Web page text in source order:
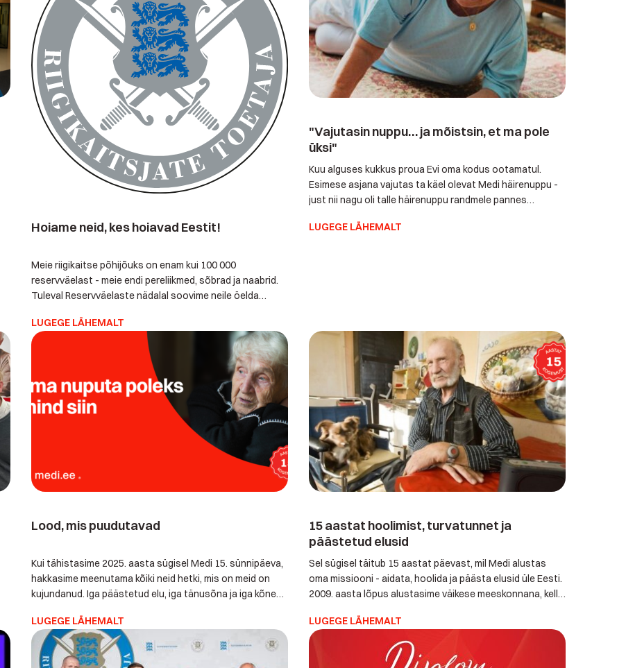
Hoiame neid, kes hoiavad Eestit!
Meie riigikaitse põhijõuks on enam kui 100 000
reservväelast - meie endi pereliikmed, sõbrad ja naabrid.
Tuleval Reservväelaste nädalal soovime neile öelda
reservväelasi ja osaleb juba kolmandat korda kampaanias,
sest usume, et tõeline turvatunne algab kodust. Selleks,
et Sinu südames oleks rahu ka siis, kui panustad
LUGEGE LÄHEMALT
"Vajutasin nuppu… ja mõistsin, et ma pole
üksi"
Kuu alguses kukkus proua Evi oma kodus ootamatul.
Esimese asjana vajutas ta käel olevat Medi häirenuppu -
just nii nagu oli talle häirenuppu randmele pannes
Aga sel korral… polnudki vaja kiirabi ega isegi kellegi
LUGEGE LÄHEMALT
Lood, mis puudutavad
Kui tähistasime 2025. aasta sügisel Medi 15. sünnipäeva,
hakkasime meenutama kõiki neid hetki, mis on meid on
kujundanud. Iga päästetud elu, iga tänusõna ja iga kõne
Jõelähtme vallast, kus proua kukkus oma kodu köögis ja
veetis kolm ööpäeva külmal põrandal. Telefon oli tal
olemas, aga kõrvaltoas, kuhu […]
LUGEGE LÄHEMALT
15 aastat hoolimist, turvatunnet ja
päästetud elusid
Sel sügisel täitub 15 aastat päevast, mil Medi alustas
oma missiooni - aidata, hoolida ja päästa elusid üle Eesti.
2009. aasta lõpus alustasime väikese meeskonnana, kellel
end oma kodus turvaliselt. Nii ühendasime teadmishimu,
aja ja raha, et hakata ka kodumaal osutama hädavajalikku
kodust hoolekandeteenust, mida vajab […]
LUGEGE LÄHEMALT